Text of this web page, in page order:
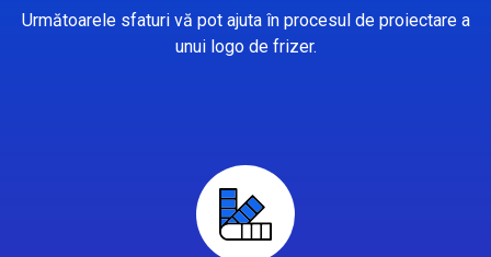
Următoarele sfaturi vă pot ajuta în procesul de proiectare a
unui logo de frizer.